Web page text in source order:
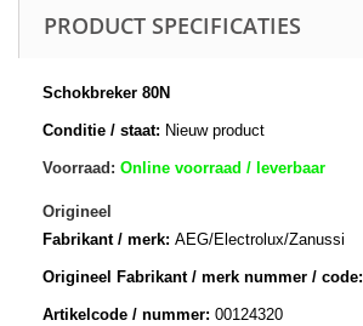
PRODUCT SPECIFICATIES
Schokbreker 80N
Conditie / staat: Nieuw product
Voorraad: Online voorraad / leverbaar
Origineel
Fabrikant / merk: AEG/Electrolux/Zanussi
Origineel Fabrikant / merk nummer / code:
Artikelcode / nummer: 00124320